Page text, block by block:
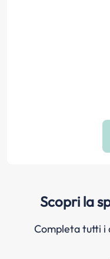
Scopri la
Completa tutti i